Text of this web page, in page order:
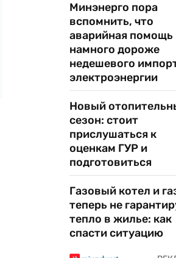
Минэнерго пора
вспомнить, что
аварийная помощь
намного дороже
недешевого
электроэнергии
Новый
сезон: стоит
прислушаться к
оценкам ГУР и
подготовиться
Газовый котел и
теперь не
тепло в жилье: как
спасти ситуацию